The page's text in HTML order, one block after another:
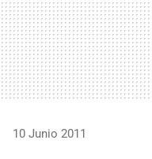
10 Junio 2011